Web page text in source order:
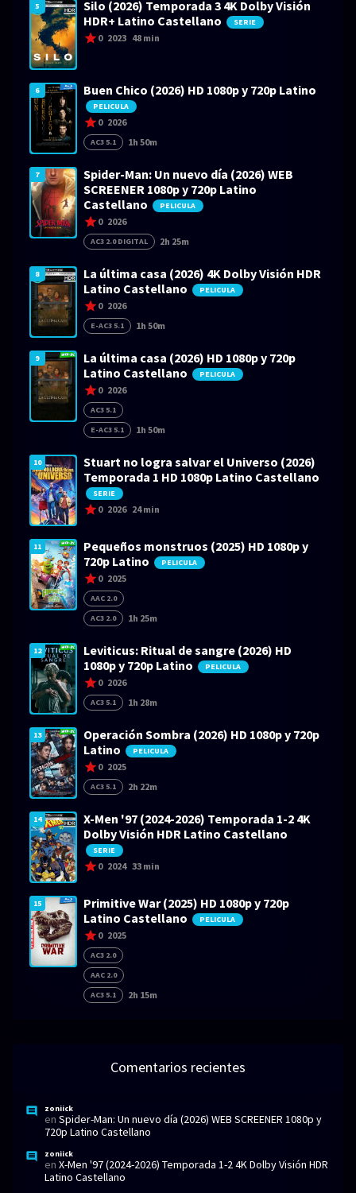
5
Silo (2026) Temporada 3 4K Dolby Visión
HDR+ Latino Castellano
SERIE
0 2023 48 min
6 Buen Chico (2026) HD 1080p y 720p Latino
PELICULA
0 2026
AC3 5.1 1h 50m
7
Spider-Man: Un nuevo día (2026) WEB
SCREENER 1080p y 720p Latino
Castellano
PELICULA
0 2026
AC3 2.0 DIGITAL 2h 25m
8
La última casa (2026) 4K Dolby Visión HDR
Latino Castellano
PELICULA
0 2026
E-AC3 5.1 1h 50m
9
La última casa (2026) HD 1080p y 720p
Latino Castellano
PELICULA
0 2026
AC3 5.1
E-AC3 5.1
1h 50m
10
Stuart no logra salvar el Universo (2026)
Temporada 1 HD 1080p Latino Castellano
SERIE
0 2026 24 min
11
Pequeños monstruos (2025) HD 1080p y
720p Latino
PELICULA
0 2025
AAC 2.0
AC3 2.0
1h 25m
12
Leviticus: Ritual de sangre (2026) HD
1080p y 720p Latino
PELICULA
0 2026
AC3 5.1 1h 28m
13
Operación Sombra (2026) HD 1080p y 720p
Latino
PELICULA
0 2025
AC3 5.1 2h 22m
14
X-Men '97 (2024-2026) Temporada 1-2 4K
Dolby Visión HDR Latino Castellano
SERIE
0 2024 33 min
15
Primitive War (2025) HD 1080p y 720p
Latino Castellano
PELICULA
0 2025
AC3 2.0
AAC 2.0
AC3 5.1
2h 15m
Comentarios recientes
zoniick
en Spider-Man: Un nuevo día (2026) WEB SCREENER 1080p y
720p Latino Castellano
zoniick
en X-Men '97 (2024-2026) Temporada 1-2 4K Dolby Visión HDR
Latino Castellano